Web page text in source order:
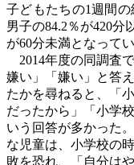
子どもたちの1週間の
男子の84.2 ％が420分
が60分未満となってい
2014年度の同調査
嫌い」「嫌い」と答
たかを尋ねると、「
だったから」「小学
いう回答が多かった
な児童は、小学校の
敗を恐れ、「自分は